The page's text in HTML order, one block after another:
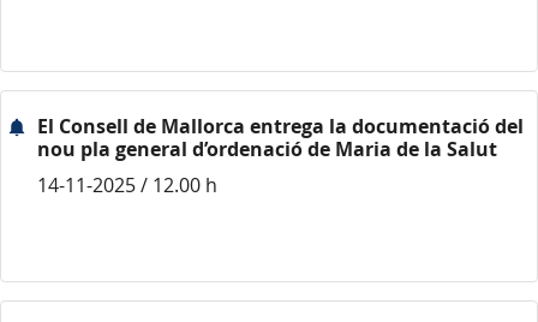
El Consell de Mallorca entrega la documentació del
nou pla general d’ordenació de Maria de la Salut
14-11-2025 / 12.00 h